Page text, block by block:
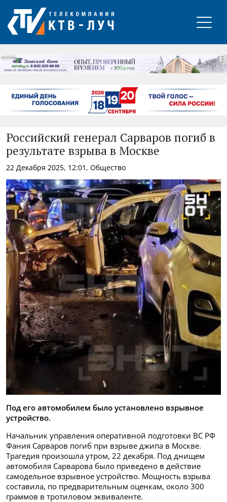
РЕКЛАМА
Российский генерал Сарваров погиб в
результате взрыва в Москве
22 Декабря 2025, 12:01, Общество
Под его автомобилем было установлено взрывное
устройство.
Начальник управления оперативной подготовки ВС РФ
Фания Сарваров погиб при взрыве джипа в Москве.
Трагедия произошла утром, 22 декабря. Под днищем
автомобиля Сарварова было приведено в действие
самодельное взрывное устройство. Мощность взрыва
составила, по предварительным оценкам, около 300
граммов в тротиловом эквиваленте.